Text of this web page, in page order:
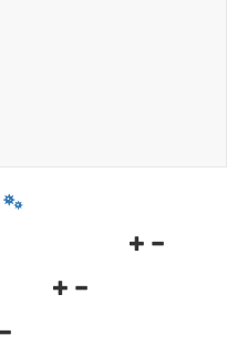
Navigationsmenü